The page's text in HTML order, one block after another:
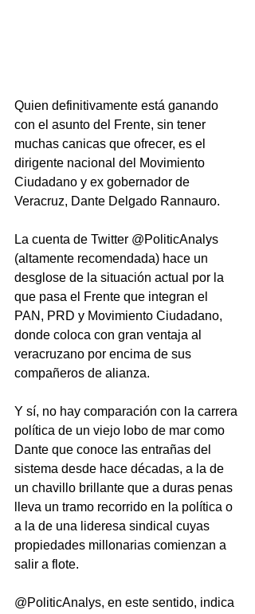
Quien definitivamente está ganando
con el asunto del Frente, sin tener
muchas canicas que ofrecer, es el
dirigente nacional del Movimiento
Ciudadano y ex gobernador de
Veracruz, Dante Delgado Rannauro.
La cuenta de Twitter @PoliticAnalys
(altamente recomendada) hace un
desglose de la situación actual por la
que pasa el Frente que integran el
PAN, PRD y Movimiento Ciudadano,
donde coloca con gran ventaja al
veracruzano por encima de sus
compañeros de alianza.
Y sí, no hay comparación con la carrera
política de un viejo lobo de mar como
Dante que conoce las entrañas del
sistema desde hace décadas, a la de
un chavillo brillante que a duras penas
lleva un tramo recorrido en la política o
a la de una lideresa sindical cuyas
propiedades millonarias comienzan a
salir a flote.
@PoliticAnalys, en este sentido, indica